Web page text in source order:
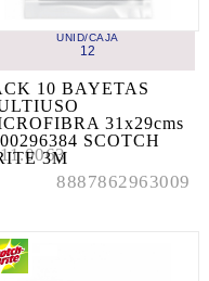
UNID/CAJA
12
10 BAYETAS
31x29cms
SCOTCH
3M
8887862963009